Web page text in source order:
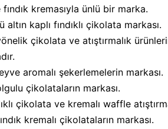
kremasıyla ünlü bir marka.
kaplı fındıklı çikolata markası.
çikolata ve atıştırmalık
aromalı şekerlemelerin markası.
çikolataların markası.
çikolata ve kremalı waffle
kremalı çikolataların markası.